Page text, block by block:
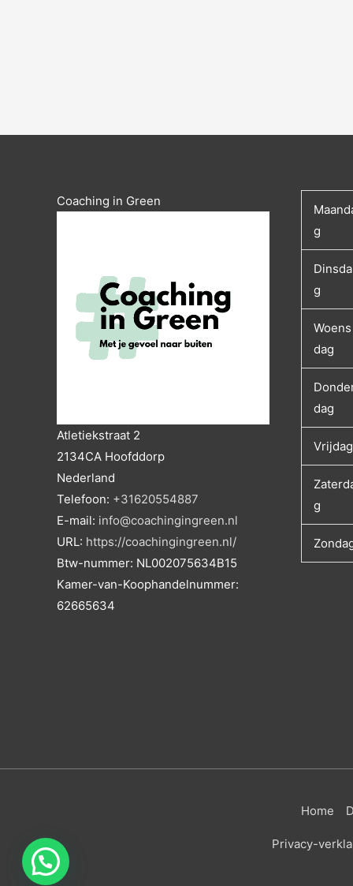
Coaching in Green
Atletiekstraat 2
2134CA Hoofddorp
Nederland
Telefoon: +31620554887
E-mail: info@coachingingreen.nl
URL: https://coachingingreen.nl/
Btw-nummer: NL002075634B15
Kamer-van-Koophandelnummer:
62665634
g
Dinsda
g
Woens
dag
dag
Vrijdag
g
Home
Privacy-